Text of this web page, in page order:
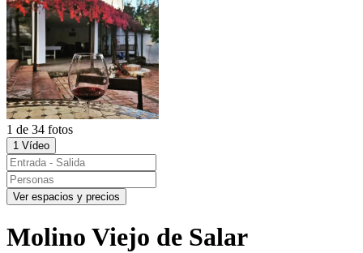
1 de 34 fotos
1 Vídeo
Ver espacios y precios
Molino Viejo de Salar